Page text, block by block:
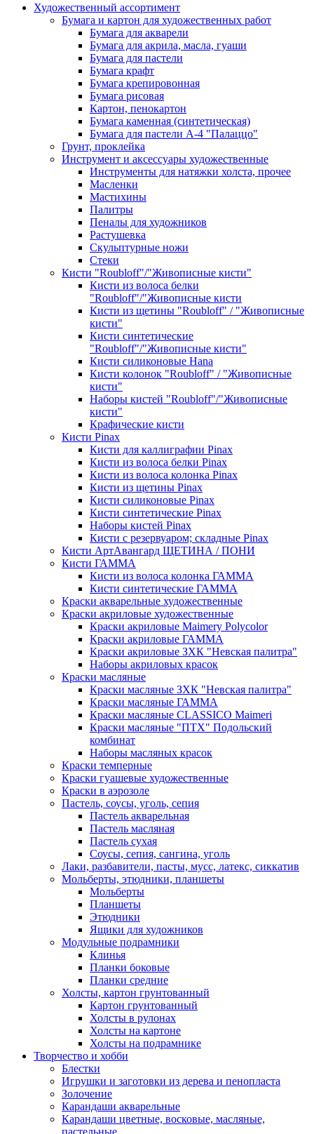
Художественный ассортимент
Бумага и картон для художественных работ
Бумага для акварели
Бумага для акрила, масла, гуаши
Бумага для пастели
Бумага крафт
Бумага крепировонная
Бумага рисовая
Картон, пенокартон
Бумага каменная (синтетическая)
Бумага для пастели А-4 "Палаццо"
Грунт, проклейка
Инструмент и аксессуары художественные
Инструменты для натяжки холста, прочее
Масленки
Мастихины
Палитры
Пеналы для художников
Растушевка
Скульптурные ножи
Стеки
Кисти "Roubloff"/"Живописные кисти"
Кисти из волоса белки
"Roubloff"/"Живописные кисти
Кисти из щетины "Roubloff" / "Живописные
кисти"
Кисти синтетические
"Roubloff"/"Живописные кисти"
Кисти силиконовые Hana
Кисти колонок "Roubloff" / "Живописные
кисти"
Наборы кистей "Roubloff"/"Живописные
кисти"
Крафические кисти
Кисти Pinax
Кисти для каллиграфии Pinax
Кисти из волоса белки Pinax
Кисти из волоса колонка Pinax
Кисти из щетины Pinax
Кисти силиконовые Pinax
Кисти синтетические Pinax
Наборы кистей Pinax
Кисти с резервуаром; складные Pinax
Кисти АртАвангард ЩЕТИНА / ПОНИ
Кисти ГАММА
Кисти из волоса колонка ГАММА
Кисти синтетические ГАММА
Краски акварельные художественные
Краски акриловые художественные
Краски акриловые Maimery Polycolor
Краски акриловые ГАММА
Краски акриловые ЗХК "Невская палитра"
Наборы акриловых красок
Краски масляные
Краски масляные ЗХК "Невская палитра"
Краски масляные ГАММА
Краски масляные CLASSICO Maimeri
Краски масляные "ПТХ" Подольский
комбинат
Наборы масляных красок
Краски темперные
Краски гуашевые художественные
Краски в аэрозоле
Пастель, соусы, уголь, сепия
Пастель акварельная
Пастель масляная
Пастель сухая
Соусы, сепия, сангина, уголь
Лаки, разбавители, пасты, мусс, латекс, сиккатив
Мольберты, этюдники, планшеты
Мольберты
Планшеты
Этюдники
Ящики для художников
Модульные подрамники
Клинья
Планки боковые
Планки средние
Холсты, картон грунтованный
Картон грунтованный
Холсты в рулонах
Холсты на картоне
Холсты на подрамнике
Творчество и хобби
Блестки
Игрушки и заготовки из дерева и пенопласта
Золочение
Карандаши акварельные
Карандаши цветные, восковые, масляные,
пастельные